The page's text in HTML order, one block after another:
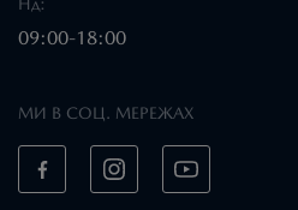
Нд:
09:00-18:00
МИ В СОЦ. МЕРЕЖАХ